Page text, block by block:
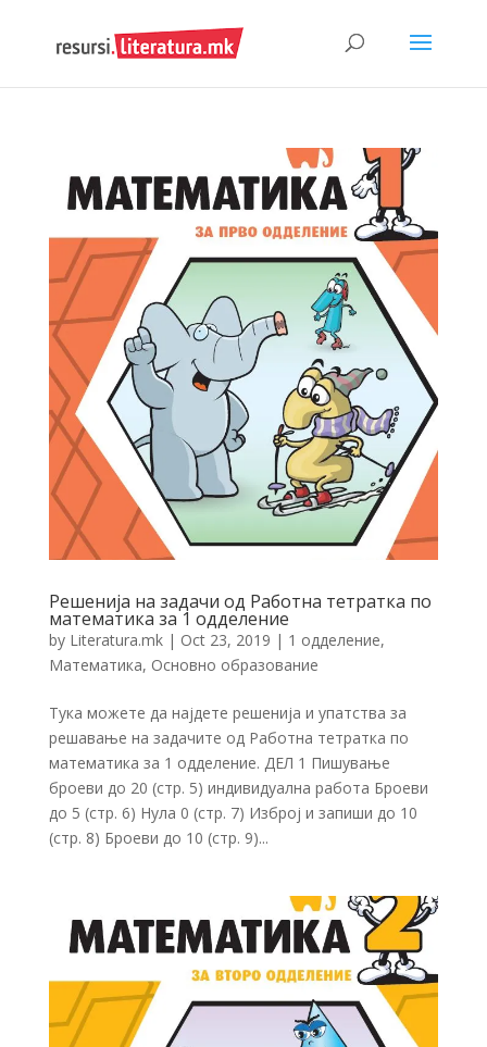
Решенија на задачи од Работна тетратка по
математика за 1 одделение
by Literatura.mk| Oct 23, 2019 | 1 одделение,
Математика, Основно образование
Тука можете да најдете решенија и упатства за
решавање на задачите од Работна тетратка по
математика за 1 одделение. ДЕЛ 1 Пишување
броеви до 20 (стр. 5) индивидуална работа Броеви
до 5 (стр. 6) Нула 0 (стр. 7) Изброј и запиши до 10
(стр. 8) Броеви до 10 (стр. 9)...